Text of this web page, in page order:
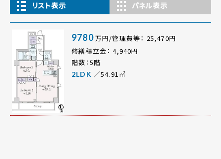
リスト表示 パネル表示
9780万円/管理費等： 25,470円
修繕積立金： 4,940円
階数：5階
2LDK ／54.91㎡